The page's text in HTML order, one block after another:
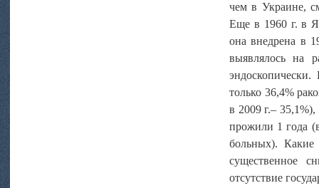
чем в Украине,
Еще в 1960 г. в
она внедрена в
выявлялось на
только 36,4%
в 2009 г.–
прожили 1 года
больных). Какие
существенное
отсутствие